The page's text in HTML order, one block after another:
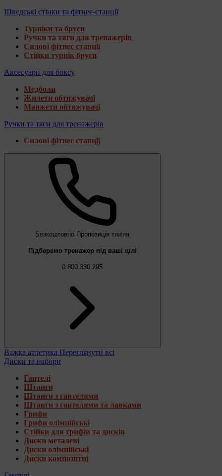
Шведські стінки та фітнес-станції
Турніки та бруси
Ручки та тяги для тренажерів
Силові фітнес станції
Стійки турнік бруси
Аксесуари для боксу
Медболи
Жилети обтяжувачі
Манжети обтяжувачі
Ручки та тяги для тренажерів
Силові фітнес станції
Безкоштовно Пропозиція тижня
Підберемо тренажер під ваші цілі
0 800 330 295
Важка атлетика Переглянути всі
Диски та набори
Гантелі
Штанги
Штанги з гантелями
Штанги з гантелями та лавками
Грифи
Грифи олімпійські
Стійки для грифів та дисків
Диски металеві
Диски олімпійські
Диски композитні